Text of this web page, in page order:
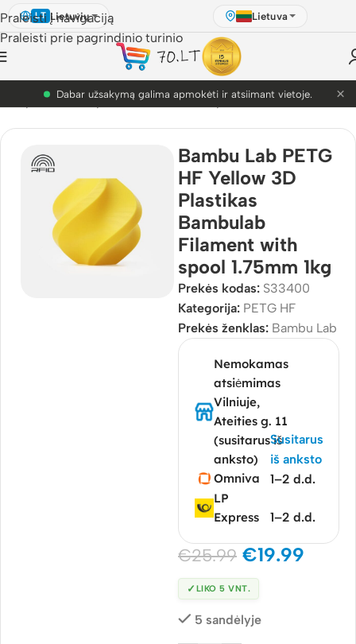
Praleisti į navigaciją
Praleisti prie pagrindinio turinio
LT Lietuvių Lietuva
PETG akcija! Dabar nuo 9.99€. ×
Spausdinimo plastikai/Bambu Lab plastikai/PETG HF
Bambu Lab PETG
HF Yellow 3D
Plastikas
Bambulab
Filament with
spool 1.75mm 1kg
Prekės kodas: S33400
Kategorija: PETG HF
Prekės ženklas: Bambu Lab
Nemokamas
atsiėmimas
Vilniuje,
Ateities g. 11
(susitarus iš
anksto)
Susitarus
iš anksto
Omniva
1–2 d.d.
LP
Express
1–2 d.d.
€25.99 €19.99
✓ LIKO 5 VNT.
5 sandėlyje